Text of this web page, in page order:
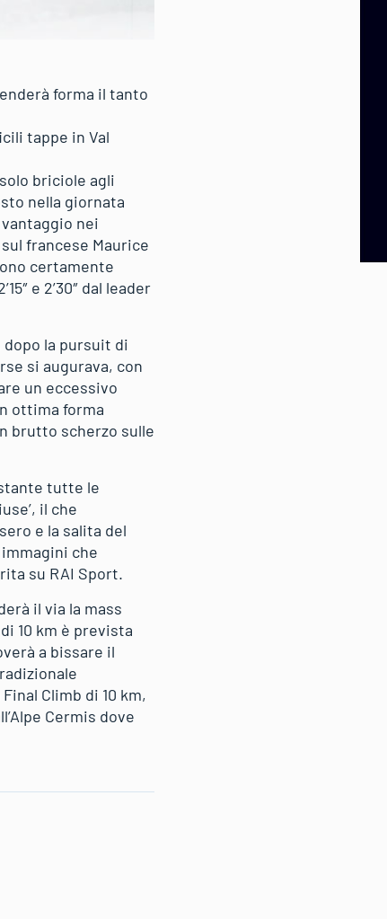
forma il tanto
tappe in Val
briciole agli
nella giornata
nei
francese Maurice
certamente
e 2’30″ dal leader
la pursuit di
si augurava, con
un eccessivo
ottima forma
brutto scherzo sulle
tutte le
il che
e la salita del
che
su RAI Sport.
il via la mass
10 km è prevista
a bissare il
Climb di 10 km,
Cermis dove